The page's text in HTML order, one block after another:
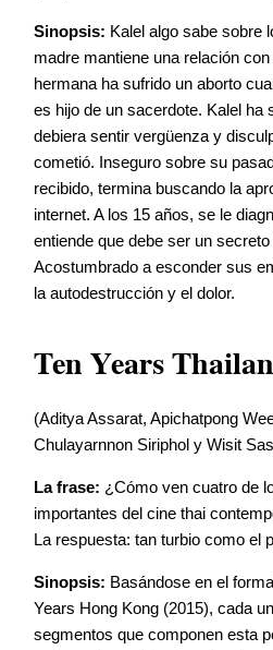
Sinopsis: Kalel algo sabe sobre
madre mantiene una relación
hermana ha sufrido un aborto
es hijo de un sacerdote. Kalel ha
debiera sentir vergüenza y
cometió. Inseguro sobre su
recibido, termina buscando la
internet. A los 15 años, se le
entiende que debe ser un
Acostumbrado a esconder sus
la autodestrucción y el dolor.
Ten Years
(Aditya Assarat, Apichatpong
Chulayarnnon Siriphol y Wisit
La frase: ¿Cómo ven cuatro de
importantes del cine thai
La respuesta: tan turbio como el
Sinopsis: Basándose en el
Years Hong Kong (2015), cada
segmentos que componen esta